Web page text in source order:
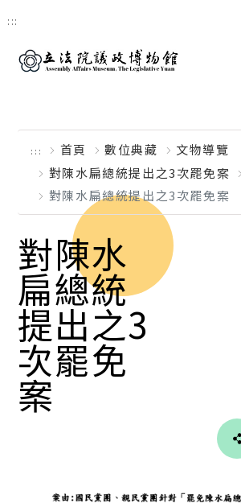
跳到主要內容區塊
:::
::: 首頁 數位典藏
文物導覽
對陳水扁總統提出之3次罷免案
對陳水扁總統提出之3次罷免案
對陳水
扁總統
提出之3
次罷免
案
Line